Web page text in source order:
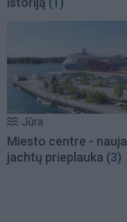
Jūra
Miesto centre - nauja
jachtų prieplauka (3)